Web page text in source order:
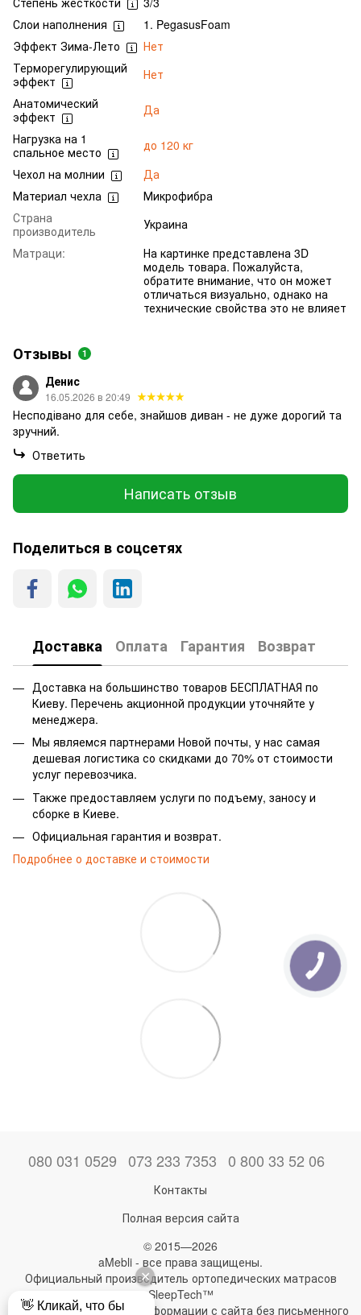
Слои наполнения
1. PegasusFoam
Эффект Зима-Лето
Нет
Терморегулирующий
эффект
Нет
Анатомический
эффект
Да
Нагрузка на 1
спальное место
до 120 кг
Чехол на молнии
Да
Материал чехла
Микрофибра
Страна
производитель
Украина
Матраци:
На картинке представлена 3D
модель товара. Пожалуйста,
обратите внимание, что он может
отличаться визуально, однако на
технические свойства это не влияет
Отзывы 1
Денис
16.05.2026 в 20:49
Несподівано для себе, знайшов диван - не дуже дорогий та
зручний.
Ответить
Написать отзыв
Поделиться в соцсетях
Доставка Оплата Гарантия Возврат
Доставка на большинство товаров БЕСПЛАТНАЯ по
Киеву. Перечень акционной продукции уточняйте у
менеджера.
Мы являемся партнерами Новой почты, у нас самая
дешевая логистика со скидками до 70% от стоимости
услуг перевозчика.
Также предоставляем услуги по подъему, заносу и
сборке в Киеве.
Официальная гарантия и возврат.
Подробнее о доставке и стоимости
080 031 0529 073 233 7353 0 800 33 52 06
Контакты
Полная версия сайта
© 2015—2026
aMebli - все права защищены.
Официальный производитель ортопедических матрасов
SleepTech™
Любое использование информации с сайта без письменного